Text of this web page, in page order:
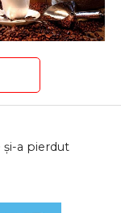
și-a pierdut